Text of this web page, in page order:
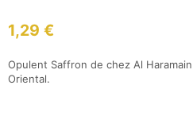
1,29 €
Opulent Saffron de chez Al
Oriental.